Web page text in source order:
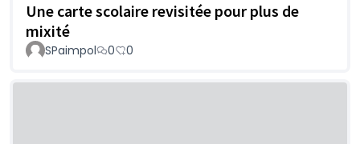
Une carte scolaire revisitée pour plus de
mixité
SPaimpol 0 0